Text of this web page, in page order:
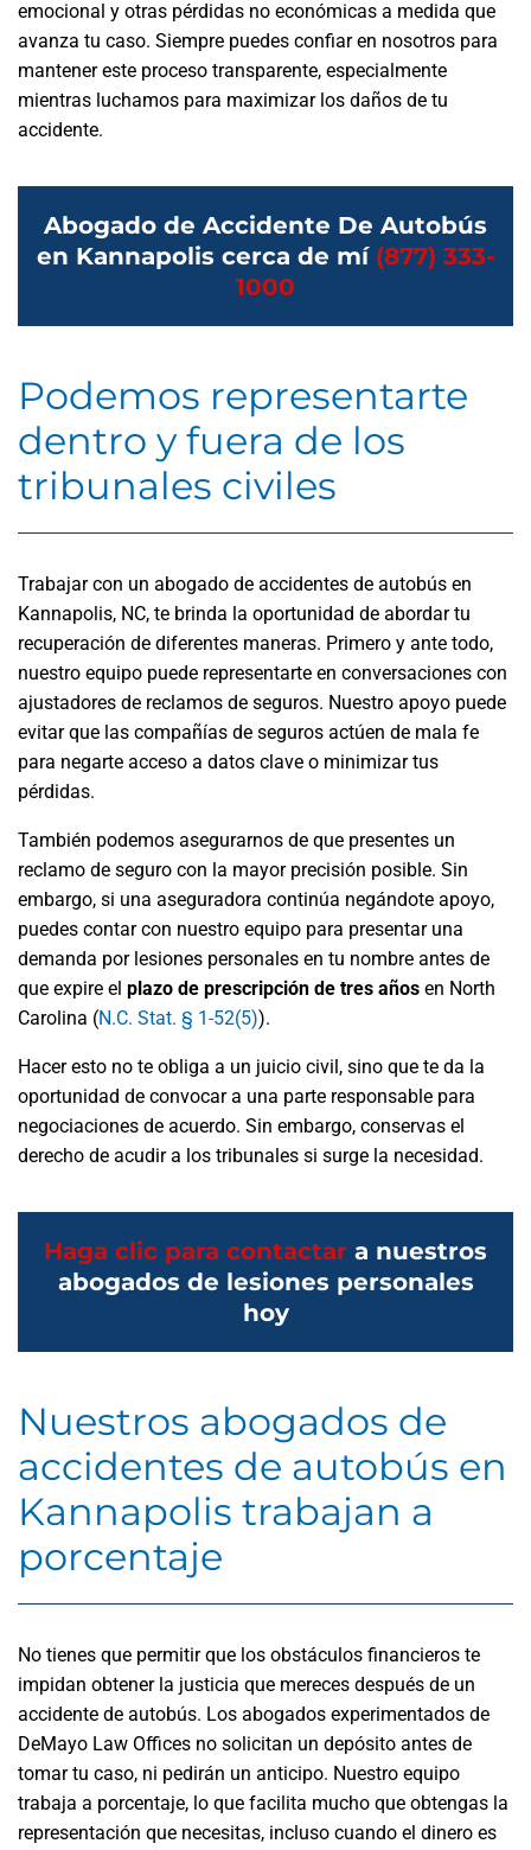
emocional y otras pérdidas no económicas a medida que
avanza tu caso. Siempre puedes confiar en nosotros para
mantener este proceso transparente, especialmente
mientras luchamos para maximizar los daños de tu
accidente.
Abogado de Accidente De Autobús
en Kannapolis cerca de mí (877) 333-
1000
Podemos representarte
dentro y fuera de los
tribunales civiles
Trabajar con un abogado de accidentes de autobús en
Kannapolis, NC, te brinda la oportunidad de abordar tu
recuperación de diferentes maneras. Primero y ante todo,
nuestro equipo puede representarte en conversaciones con
ajustadores de reclamos de seguros. Nuestro apoyo puede
evitar que las compañías de seguros actúen de mala fe
para negarte acceso a datos clave o minimizar tus
pérdidas.
También podemos asegurarnos de que presentes un
reclamo de seguro con la mayor precisión posible. Sin
embargo, si una aseguradora continúa negándote apoyo,
puedes contar con nuestro equipo para presentar una
demanda por lesiones personales en tu nombre antes de
que expire el plazo de prescripción de tres años en North
Carolina (N.C. Stat. § 1-52(5)).
Hacer esto no te obliga a un juicio civil, sino que te da la
oportunidad de convocar a una parte responsable para
negociaciones de acuerdo. Sin embargo, conservas el
derecho de acudir a los tribunales si surge la necesidad.
Haga clic para contactar a nuestros
abogados de lesiones personales
hoy
Nuestros abogados de
accidentes de autobús en
Kannapolis trabajan a
porcentaje
No tienes que permitir que los obstáculos financieros te
impidan obtener la justicia que mereces después de un
accidente de autobús. Los abogados experimentados de
DeMayo Law Offices no solicitan un depósito antes de
tomar tu caso, ni pedirán un anticipo. Nuestro equipo
trabaja a porcentaje, lo que facilita mucho que obtengas la
representación que necesitas, incluso cuando el dinero es